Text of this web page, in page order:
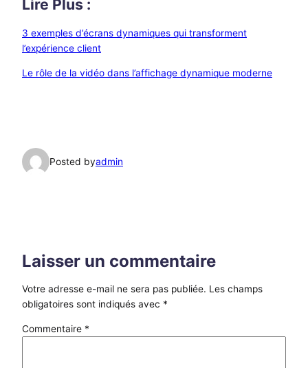
Lire Plus :
3 exemples d’écrans dynamiques qui transforment
l’expérience client
Le rôle de la vidéo dans l’affichage dynamique moderne
Posted byadmin
Laisser un commentaire
Votre adresse e-mail ne sera pas publiée. Les champs
obligatoires sont indiqués avec *
Commentaire *